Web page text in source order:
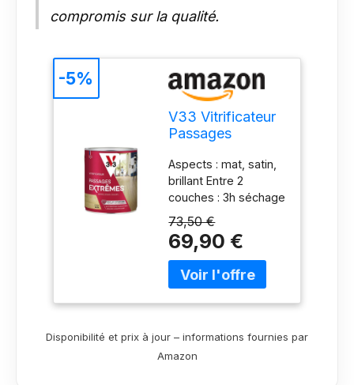
compromis sur la qualité.
V33 Vitrificateur
Passages
Incolore Satin,
2,5l
Aspects : mat, satin,
brillant Entre 2
couches : 3h séchage
complet : 4 h Outils :
pinceau et rouleau
Nettoyage des outils
: eau Rendement : 1l =
- 10m²
73,50 €
69,90 €
-5%
Disponibilité et prix à jour – informations fournies par
Amazon